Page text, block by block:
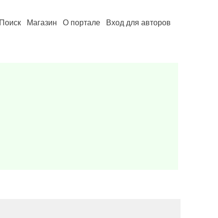
Поиск Магазин О портале Вход для авторов